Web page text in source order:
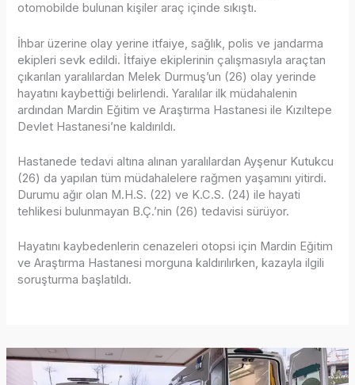
otomobilde bulunan kişiler araç içinde sıkıştı.
İhbar üzerine olay yerine itfaiye, sağlık, polis ve jandarma
ekipleri sevk edildi. İtfaiye ekiplerinin çalışmasıyla araçtan
çıkarılan yaralılardan Melek Durmuş’un (26) olay yerinde
hayatını kaybettiği belirlendi. Yaralılar ilk müdahalenin
ardından Mardin Eğitim ve Araştırma Hastanesi ile Kızıltepe
Devlet Hastanesi’ne kaldırıldı.
Hastanede tedavi altına alınan yaralılardan Ayşenur Kutukcu
(26) da yapılan tüm müdahalelere rağmen yaşamını yitirdi.
Durumu ağır olan M.H.S. (22) ve K.C.S. (24) ile hayati
tehlikesi bulunmayan B.Ç.’nin (26) tedavisi sürüyor.
Hayatını kaybedenlerin cenazeleri otopsi için Mardin Eğitim
ve Araştırma Hastanesi morguna kaldırılırken, kazayla ilgili
soruşturma başlatıldı.